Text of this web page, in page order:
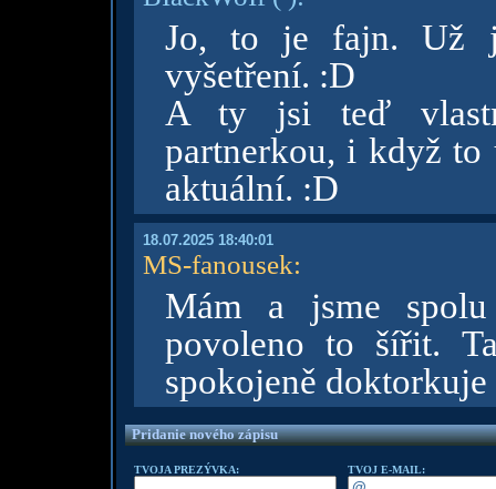
Jo, to je fajn. Už
vyšetření. :D
A ty jsi teď
partnerkou, i když
aktuální. :D
18.07.2025 18:40:01
MS-fanousek:
Mám a jsme
povoleno to šířit.
spokojeně doktorkuje
Pridanie nového zápisu
TVOJA PREZÝVKA: TVOJ E-MAIL: